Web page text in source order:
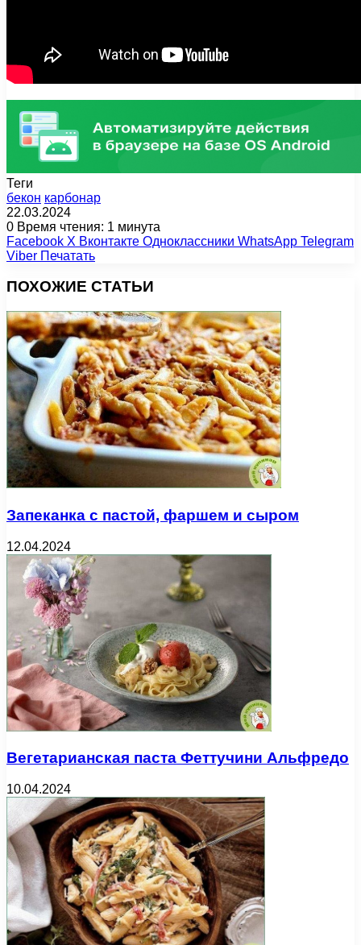
Теги
бекон карбонар
22.03.2024
0 Время чтения: 1 минута
Facebook X Вконтакте Одноклассники WhatsApp Telegram
Viber Печатать
ПОХОЖИЕ СТАТЬИ
Запеканка с пастой, фаршем и сыром
12.04.2024
Вегетарианская паста Феттучини Альфредо
10.04.2024